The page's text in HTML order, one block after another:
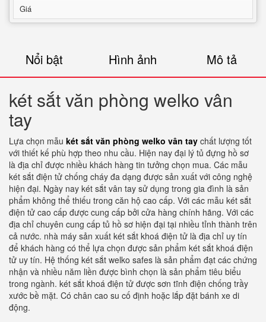
Giá
Nổi bật Hình ảnh Mô tả
két sắt văn phòng welko vân
tay
Lựa chọn mẫu két sắt văn phòng welko vân tay chất lượng tốt
với thiết kế phù hợp theo nhu cầu. Hiện nay đại lý tủ đựng hồ sơ
là địa chỉ được nhiều khách hàng tin tưởng chọn mua. Các mẫu
két sắt điện tử chống cháy đa dạng được sản xuất với công nghệ
hiện đại. Ngày nay két sắt vân tay sử dụng trong gia đình là sản
phẩm không thể thiếu trong căn hộ cao cấp. Với các mẫu két sắt
điện tử cao cấp được cung cấp bởi cửa hàng chính hãng. Với các
địa chỉ chuyên cung cấp tủ hồ sơ hiện đại tại nhiều tỉnh thành trên
cả nước. nhà máy sản xuất két sắt khoá điện tử là địa chỉ uy tín
để khách hàng có thể lựa chọn được sản phẩm két sắt khoá điện
tử uy tín. Hệ thống két sắt welko safes là sản phẩm đạt các chứng
nhận và nhiều năm liền được bình chọn là sản phẩm tiêu biểu
trong ngành. két sắt khoá điện tử được sơn tĩnh điện chống trầy
xước bề mặt. Có chân cao su cố định hoặc lắp đặt bánh xe di
động.